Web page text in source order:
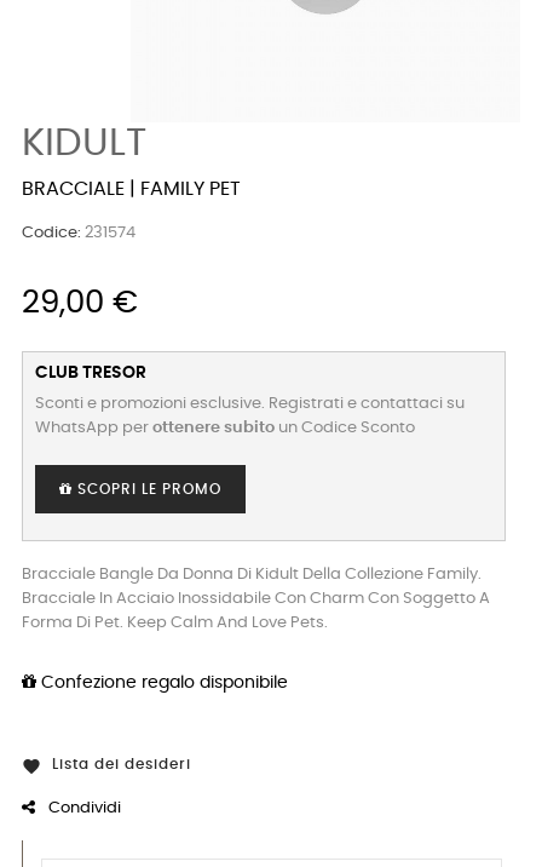
KIDULT
BRACCIALE | FAMILY PET
Codice: 231574
29,00 €
CLUB TRESOR
Sconti e promozioni esclusive. Registrati e contattaci su
WhatsApp per ottenere subito un Codice Sconto
SCOPRI LE PROMO
Bracciale Bangle Da Donna Di Kidult Della Collezione Family.
Bracciale In Acciaio Inossidabile Con Charm Con Soggetto A
Forma Di Pet. Keep Calm And Love Pets.
Confezione regalo disponibile
 Lista dei desideri
Condividi